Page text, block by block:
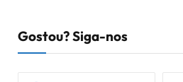
Gostou? Siga-nos